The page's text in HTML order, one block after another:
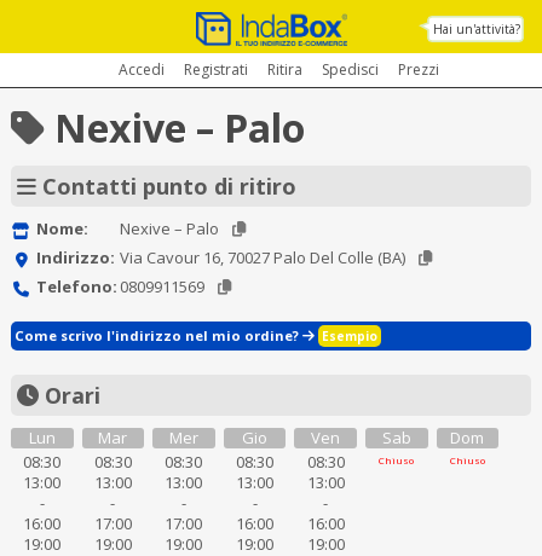
Hai un'attività?
Accedi Registrati Ritira Spedisci Prezzi
Nexive – Palo
Contatti punto di ritiro
Nome:
Nexive – Palo
Indirizzo: Via Cavour 16, 70027 Palo Del Colle (BA)
Telefono: 0809911569
Come scrivo l'indirizzo nel mio ordine? Esempio
Orari
Lun
08:30
13:00
-
16:00
19:00
Mar
08:30
13:00
-
17:00
19:00
Mer
08:30
13:00
-
17:00
19:00
Gio
08:30
13:00
-
16:00
19:00
Ven
08:30
13:00
-
16:00
19:00
Sab
Chiuso
Dom
Chiuso